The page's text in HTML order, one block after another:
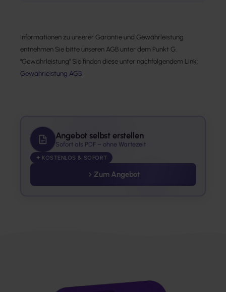
Informationen zu unserer Garantie und Gewährleistung
entnehmen Sie bitte unseren AGB unter dem Punkt G.
"Gewährleistung" Sie finden diese unter nachfolgendem Link:
Gewährleistung AGB
Angebot selbst erstellen
Sofort als PDF – ohne Wartezeit
✦ KOSTENLOS & SOFORT
Zum Angebot